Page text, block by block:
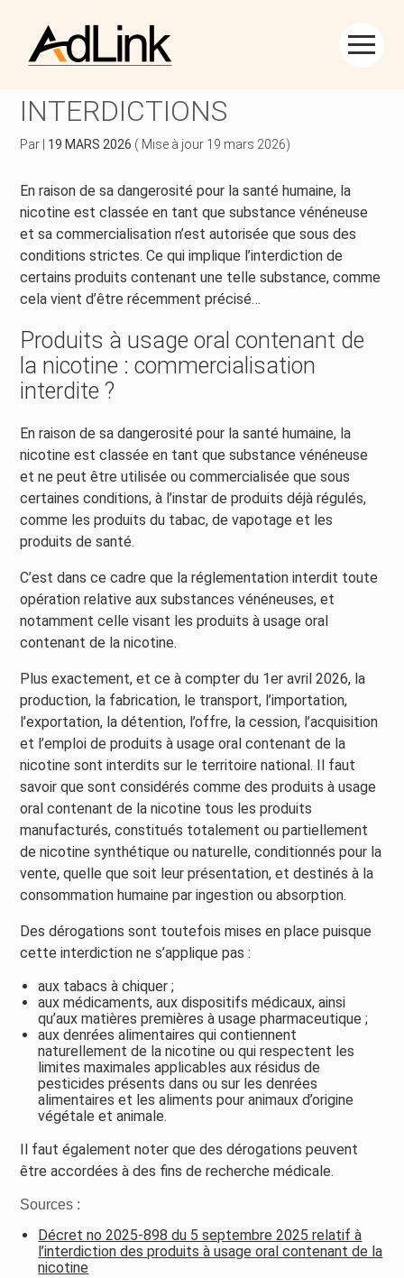
Aller
au
Créer et reprendre une activité
Développer votre entreprise
Construire votre patrimoine
Être prêt pour la facturation électronique
Piloter votre gestion
Gérer vos ressources humaines
Dématérialiser vos documents
INTERDICTIONS
Par 19 MARS 2026 ( Mise à jour 19 mars 2026)
En raison de sa dangerosité pour la santé humaine, la
nicotine est classée en tant que substance vénéneuse
et sa commercialisation n’est autorisée que sous des
conditions strictes. Ce qui implique l’interdiction de
certains produits contenant une telle substance, comme
cela vient d’être récemment précisé…
Produits à usage oral contenant de
la nicotine : commercialisation
interdite ?
En raison de sa dangerosité pour la santé humaine, la
nicotine est classée en tant que substance vénéneuse
et ne peut être utilisée ou commercialisée que sous
certaines conditions, à l’instar de produits déjà régulés,
comme les produits du tabac, de vapotage et les
produits de santé.
C’est dans ce cadre que la réglementation interdit toute
opération relative aux substances vénéneuses, et
notamment celle visant les produits à usage oral
contenant de la nicotine.
Plus exactement, et ce à compter du 1er avril 2026, la
production, la fabrication, le transport, l’importation,
l’exportation, la détention, l’offre, la cession, l’acquisition
et l’emploi de produits à usage oral contenant de la
nicotine sont interdits sur le territoire national. Il faut
savoir que sont considérés comme des produits à usage
oral contenant de la nicotine tous les produits
manufacturés, constitués totalement ou partiellement
de nicotine synthétique ou naturelle, conditionnés pour la
vente, quelle que soit leur présentation, et destinés à la
consommation humaine par ingestion ou absorption.
Des dérogations sont toutefois mises en place puisque
cette interdiction ne s’applique pas :
aux tabacs à chiquer ;
aux médicaments, aux dispositifs médicaux, ainsi
qu’aux matières premières à usage pharmaceutique ;
aux denrées alimentaires qui contiennent
naturellement de la nicotine ou qui respectent les
limites maximales applicables aux résidus de
pesticides présents dans ou sur les denrées
alimentaires et les aliments pour animaux d’origine
végétale et animale.
Il faut également noter que des dérogations peuvent
être accordées à des fins de recherche médicale.
Sources :
Décret no 2025-898 du 5 septembre 2025 relatif à
l’interdiction des produits à usage oral contenant de la
nicotine